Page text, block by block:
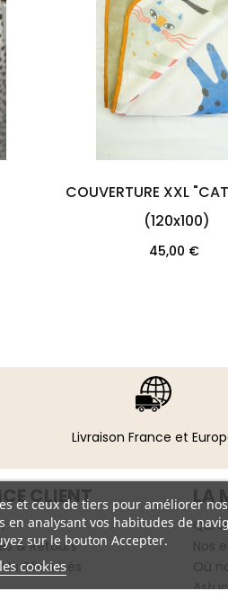
COUVERTURE XXL
(120x100)
Prix
45,00 €
Livraison France et
CLIENT
& Retours
Sécurisés
LA
Qui
Nos
Où
et ceux de tiers pour améliorer
en analysant vos habitudes de
sur le bouton Accepter.
cookies